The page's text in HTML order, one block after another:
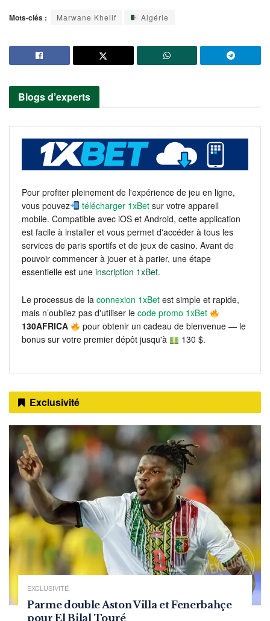
Mots-clés : Marwane Khelif Algérie
Blogs d’experts
Pour profiter pleinement de l'expérience de jeu en ligne,
vous pouvez
télécharger 1xBet sur votre appareil
mobile. Compatible avec iOS et Android, cette application
est facile à installer et vous permet d'accéder à tous les
services de paris sportifs et de jeux de casino. Avant de
pouvoir commencer à jouer et à parier, une étape
essentielle est une inscription 1xBet.
Le processus de la connexion 1xBet est simple et rapide,
mais n’oubliez pas d'utiliser le code promo 1xBet
130AFRICA
pour obtenir un cadeau de bienvenue — le
bonus sur votre premier dépôt jusqu'à
130 $.
Exclusivité
EXCLUSIVITÉ
Parme double Aston Villa et Fenerbahçe
pour El Bilal Touré